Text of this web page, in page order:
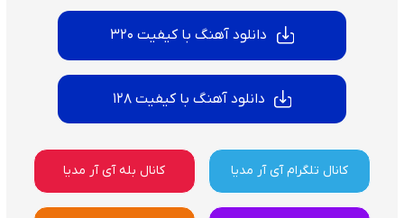
دانلود آهنگ با کیفیت 320
دانلود آهنگ با کیفیت 128
کانال تلگرام آی آر مدیا کانال بله آی آر مدیا